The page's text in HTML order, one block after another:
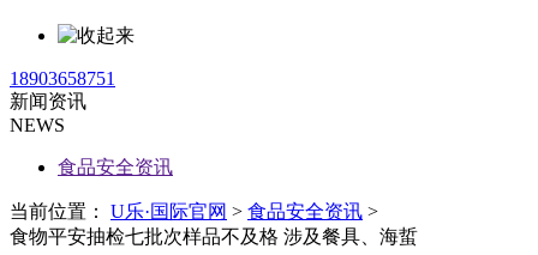
18903658751
新闻资讯
NEWS
食品安全资讯
当前位置： U乐·国际官网 > 食品安全资讯 >
食物平安抽检七批次样品不及格 涉及餐具、海蜇